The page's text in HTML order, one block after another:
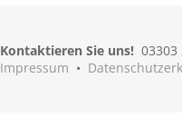
Kontaktieren Sie uns!
Impressum •